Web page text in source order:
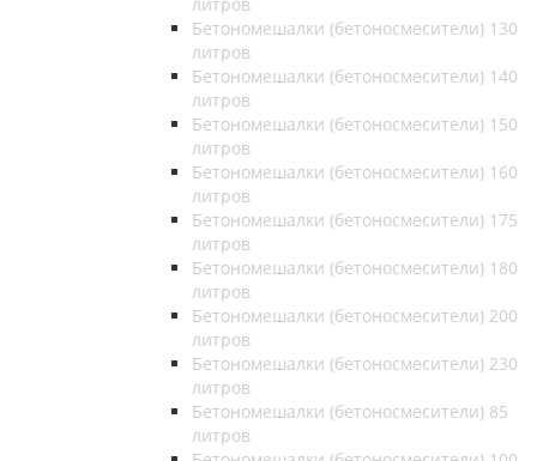
Бетономешалки (бетоносмесители) 130
литров
Бетономешалки (бетоносмесители) 140
литров
Бетономешалки (бетоносмесители) 150
литров
Бетономешалки (бетоносмесители) 160
литров
Бетономешалки (бетоносмесители) 175
литров
Бетономешалки (бетоносмесители) 180
литров
Бетономешалки (бетоносмесители) 200
литров
Бетономешалки (бетоносмесители) 230
литров
Бетономешалки (бетоносмесители) 85
литров